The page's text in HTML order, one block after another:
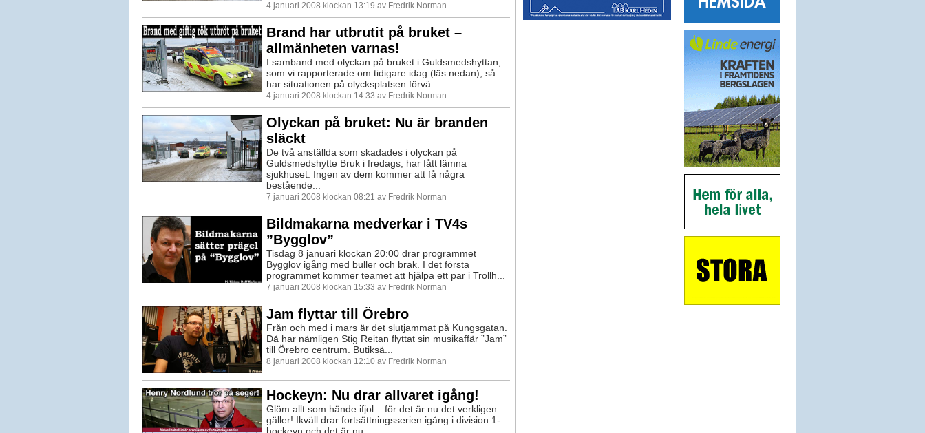
4 januari 2008 klockan 13:19 av Fredrik Norman
Brand har utbrutit på bruket –
allmänheten varnas!
I samband med olyckan på bruket i Guldsmedshyttan,
som vi rapporterade om tidigare idag (läs nedan), så
har situationen på olycksplatsen förvä...
4 januari 2008 klockan 14:33 av Fredrik Norman
Olyckan på bruket: Nu är branden
släckt
De två anställda som skadades i olyckan på
Guldsmedshytte Bruk i fredags, har fått lämna
sjukhuset. Ingen av dem kommer att få några
bestående...
7 januari 2008 klockan 08:21 av Fredrik Norman
Bildmakarna medverkar i TV4s
”Bygglov”
Tisdag 8 januari klockan 20:00 drar programmet
Bygglov igång med buller och brak. I det första
programmet kommer teamet att hjälpa ett par i Trollh...
7 januari 2008 klockan 15:33 av Fredrik Norman
Jam flyttar till Örebro
Från och med i mars är det slutjammat på Kungsgatan.
Då har nämligen Stig Reitan flyttat sin musikaffär ”Jam”
till Örebro centrum. Butiksä...
8 januari 2008 klockan 12:10 av Fredrik Norman
Hockeyn: Nu drar allvaret igång!
Glöm allt som hände ifjol – för det är nu det verkligen
gäller! Ikväll drar fortsättningsserien igång i division 1-
hockeyn och det är nu ...